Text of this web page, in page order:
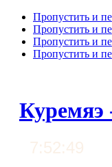
Пропустить и
Пропустить и
Пропустить и
Пропустить и
Куремяэ
7:52:49